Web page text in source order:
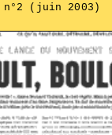
(juin 2003)